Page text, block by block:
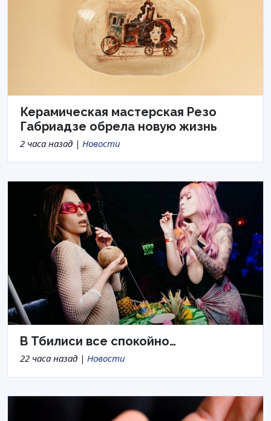
Керамическая мастерская Резо
Габриадзе обрела новую жизнь
2 часа назад | Новости
В Тбилиси все спокойно…
22 часа назад | Новости